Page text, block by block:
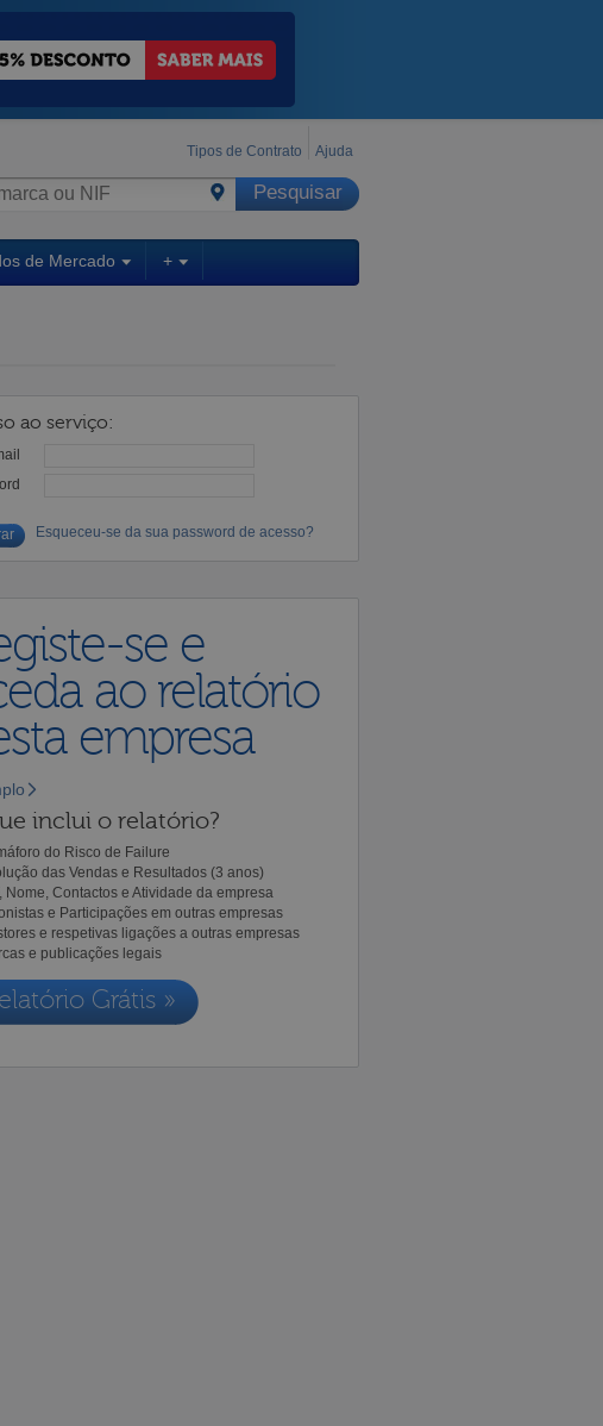
Tipos de Contrato Ajuda
de Mercado +
ao serviço:
Esqueceu-se da sua password de acesso?
se e
ao relatório
empresa
inclui o relatório?
do Risco de Failure
das Vendas e Resultados (3 anos)
Nome, Contactos e Atividade da empresa
e Participações em outras empresas
e respetivas ligações a outras empresas
e publicações legais
Grátis »